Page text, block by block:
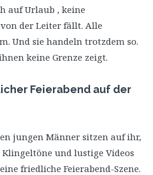
auf Urlaub , keine
der Leiter fällt. Alle
Und sie handeln trotzdem so.
keine Grenze zeigt.
Feierabend auf der
jungen Männer sitzen auf ihr,
und lustige Videos
friedliche Feierabend-Szene.